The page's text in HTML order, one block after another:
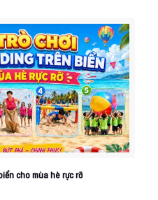
cho mùa hè rực rỡ